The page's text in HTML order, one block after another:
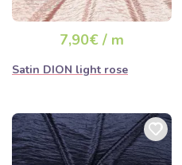
7,90€ / m
Satin DION light rose